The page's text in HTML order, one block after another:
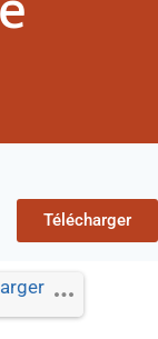
Télécharger